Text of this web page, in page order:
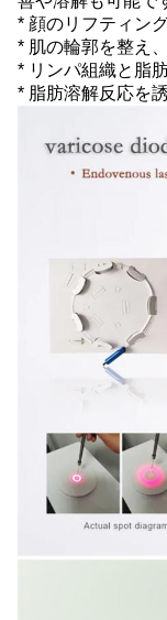
* 顔のリフティン
* 肌の輪郭を整え
* リンパ組織と脂
* 脂肪溶解反応を